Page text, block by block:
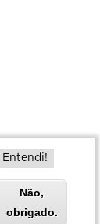
Entendi!
Não,
obrigado.